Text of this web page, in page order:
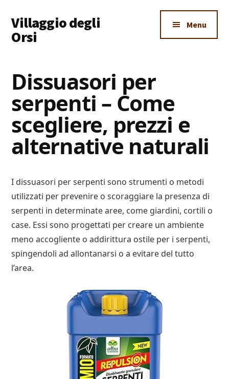
main
content
primary
sidebar
footer
menu
Villaggio degli
Orsi
Dove
Tutto
Menu
Dissuasori per
serpenti – Come
scegliere, prezzi e
alternative naturali
I dissuasori per serpenti sono strumenti o metodi
utilizzati per prevenire o scoraggiare la presenza di
serpenti in determinate aree, come giardini, cortili o
case. Essi sono progettati per creare un ambiente
meno accogliente o addirittura ostile per i serpenti,
spingendoli ad allontanarsi o a evitare del tutto
l’area.